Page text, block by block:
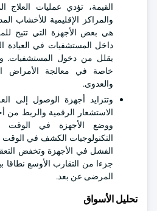
القيمة، تؤدي عمليات العلاج
والمراكز الإقليمية للأخشاب
هي بعض الأجهزة التي تتيح
داخل المستشفيات في العيادة
يقلل من دخول المستشفيات.
خاصة في معالجة الأمراض
والعدوى.
وتتزايد أجهزة الوصول إلى
الاستشعار الرقمية والربط
ووضع الأجهزة في الوقت
التكنولوجيات الكشف في الوقت
الفشل في الأجهزة وتخفض
جزءا من التقارب الأوسع نطاقا
المرضى عن بعد.
تحليل الأسواق